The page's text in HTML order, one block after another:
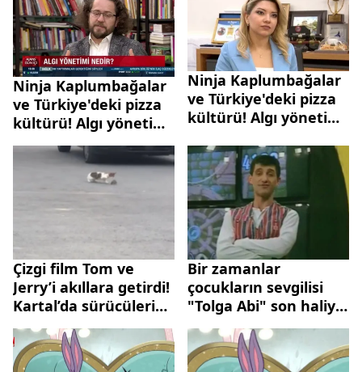
Ninja Kaplumbağalar
ve Türkiye'deki pizza
kültürü! Algı yönetimi
hayatları böyle
değiştiriyor... Kadınlar
sigaraya nasıl başladı?
Ninja Kaplumbağalar
ve Türkiye'deki pizza
kültürü! Algı yönetimi
değiştiriyor... Kadınlar
sigaraya nasıl başladı?
Çizgi film Tom ve
Jerry’i akıllara getirdi!
Kartal’da sürücüleri
şoke eden olay… Neye
uğradığını şaşırdı
Bir zamanlar
çocukların sevgilisi
"Tolga Abi" son haliyle
görenleri şaşırttı! İşte
Tolga Gariboğlu'nun
son hali